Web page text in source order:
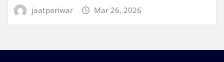
jaatpariwar Mar 26, 2026